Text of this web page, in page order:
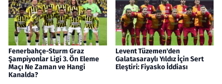
Fenerbahçe-Sturm Graz
Şampiyonlar Ligi 3. Ön Eleme
Maçı Ne Zaman ve Hangi
Kanalda?
Levent Tüzemen'den
Galatasaraylı Yıldız İçin Sert
Eleştiri: Fiyasko İddiası